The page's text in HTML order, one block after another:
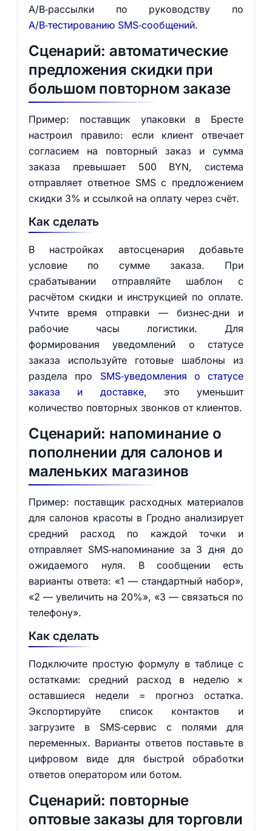
A/B‑рассылки по руководству по
A/B‑тестированию SMS‑сообщений.
Сценарий: автоматические
предложения скидки при
большом повторном заказе
Пример: поставщик упаковки в Бресте
настроил правило: если клиент отвечает
согласием на повторный заказ и сумма
заказа превышает 500 BYN, система
отправляет ответное SMS с предложением
скидки 3% и ссылкой на оплату через счёт.
Как сделать
В настройках автосценария добавьте
условие по сумме заказа. При
срабатывании отправляйте шаблон с
расчётом скидки и инструкцией по оплате.
Учтите время отправки — бизнес‑дни и
рабочие часы логистики. Для
формирования уведомлений о статусе
заказа используйте готовые шаблоны из
раздела про SMS‑уведомления о статусе
заказа и доставке, это уменьшит
количество повторных звонков от клиентов.
Сценарий: напоминание о
пополнении для салонов и
маленьких магазинов
Пример: поставщик расходных материалов
для салонов красоты в Гродно анализирует
средний расход по каждой точки и
отправляет SMS‑напоминание за 3 дня до
ожидаемого нуля. В сообщении есть
варианты ответа: «1 — стандартный набор»,
«2 — увеличить на 20%», «3 — связаться по
телефону».
Как сделать
Подключите простую формулу в таблице с
остатками: средний расход в неделю ×
оставшиеся недели = прогноз остатка.
Экспортируйте список контактов и
загрузите в SMS‑сервис с полями для
переменных. Варианты ответов поставьте в
цифровом виде для быстрой обработки
ответов оператором или ботом.
Сценарий: повторные
оптовые заказы для торговли